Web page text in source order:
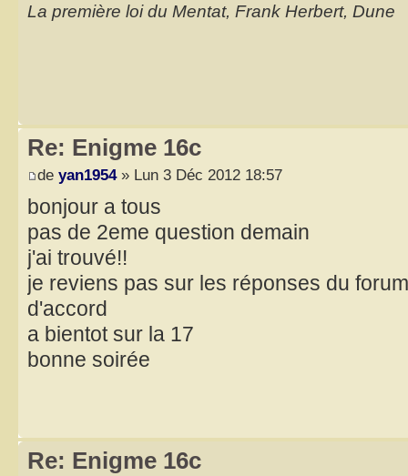
La première loi du Mentat, Frank Herbert, Dune
Re: Enigme 16c
de yan1954» Lun 3 Déc 2012 18:57
bonjour a tous
pas de 2eme question demain
j'ai trouvé!!
je reviens pas sur les réponses du
d'accord
a bientot sur la 17
bonne soirée
Re: Enigme 16c